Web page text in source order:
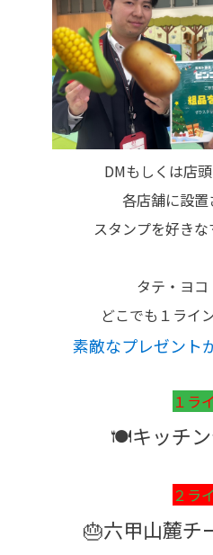
DMもしくは店
各店舗に設置
スタンプを好き
タテ・ヨコ
どこでも１ライ
素敵なプレゼント
１ラ
🍽キッチ
２ラ
🎂六甲山麓チ